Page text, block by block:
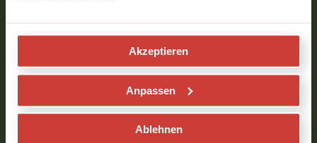
Akzeptieren
Anpassen
Ablehnen
Verfasst am 01.08.2023 um 14:34
hallo naissan. Wird es noch mehr Übungen
zur Qi Gong geben?LG